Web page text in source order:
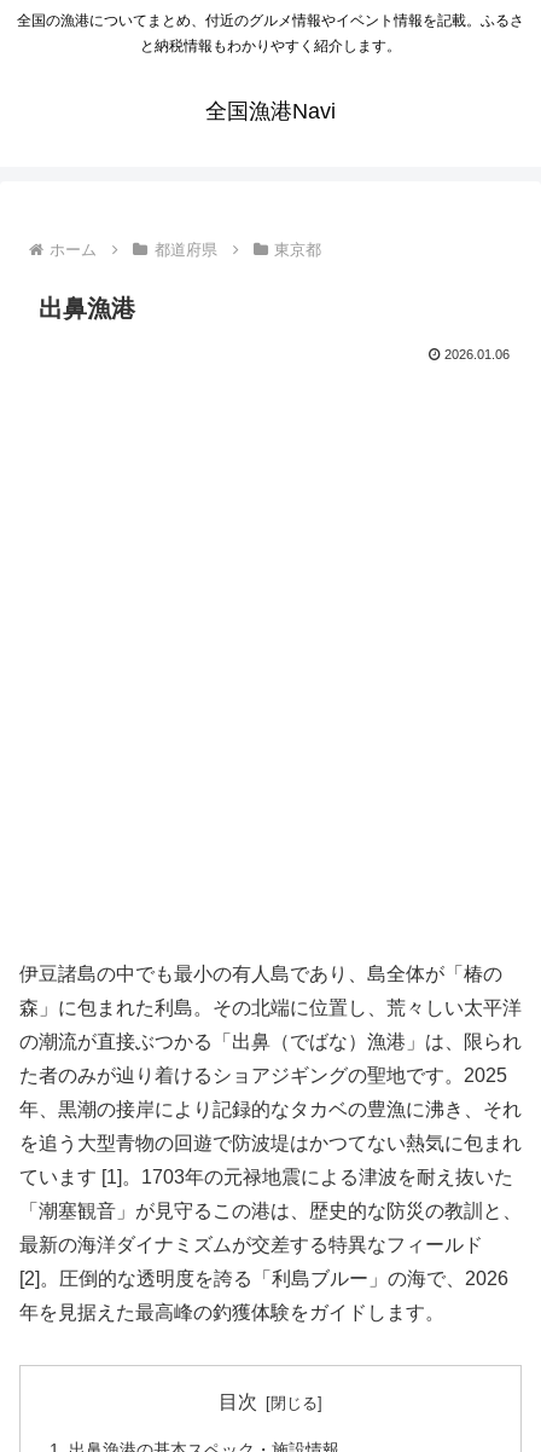
全国の漁港についてまとめ、付近のグルメ情報やイベント情報を記載。ふるさ
と納税情報もわかりやすく紹介します。
全国漁港Navi
ホーム 都道府県 東京都
出鼻漁港
2026.01.06
伊豆諸島の中でも最小の有人島であり、島全体が「椿の
森」に包まれた利島。その北端に位置し、荒々しい太平洋
の潮流が直接ぶつかる「出鼻（でばな）漁港」は、限られ
た者のみが辿り着けるショアジギングの聖地です。2025
年、黒潮の接岸により記録的なタカベの豊漁に沸き、それ
を追う大型青物の回遊で防波堤はかつてない熱気に包まれ
ています [1]。1703年の元禄地震による津波を耐え抜いた
「潮塞観音」が見守るこの港は、歴史的な防災の教訓と、
最新の海洋ダイナミズムが交差する特異なフィールド
[2]。圧倒的な透明度を誇る「利島ブルー」の海で、2026
年を見据えた最高峰の釣獲体験をガイドします。
目次